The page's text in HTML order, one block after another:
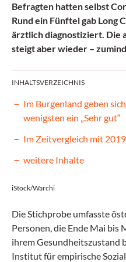
Befragten hatten selbst
Rund ein Fünftel gab Long
ärztlich diagnostiziert. Die
steigt aber wieder –
INHALTSVERZEICHNIS
Im Burgenland geben
wenigsten ein „Sehr gut“
Im Zeitvergleich mit
weitere Inhalte
iStock/Warchi
Die Stichprobe umfasste
Personen, die Ende Mai bis
ihrem Gesundheitszustand
Institut für empirische